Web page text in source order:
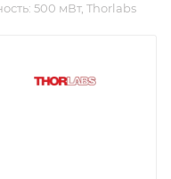
500 мВт, Thorlabs